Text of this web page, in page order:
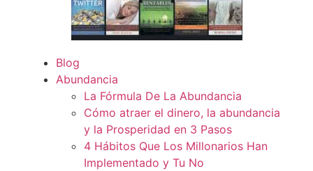
Blog
Abundancia
La Fórmula De La Abundancia
Cómo atraer el dinero, la abundancia
y la Prosperidad en 3 Pasos
4 Hábitos Que Los Millonarios Han
Implementado y Tu No